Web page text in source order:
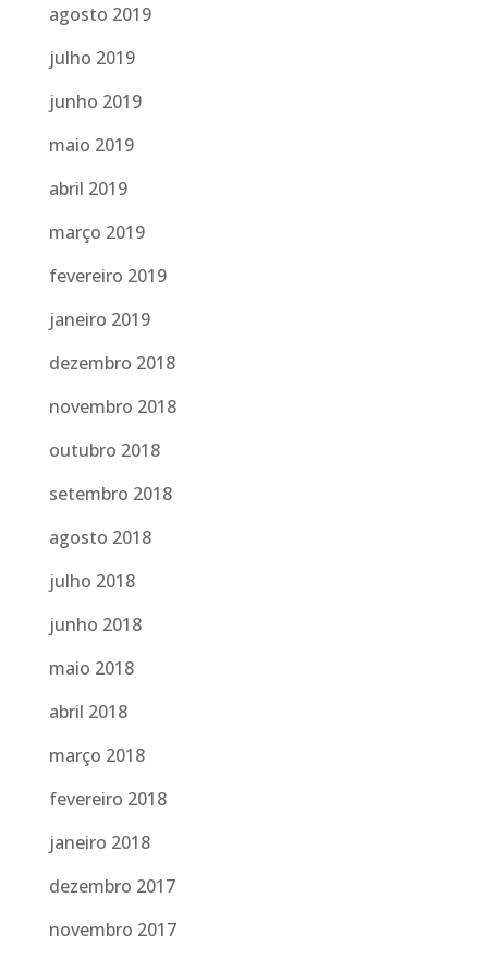
agosto 2019
julho 2019
junho 2019
maio 2019
abril 2019
março 2019
fevereiro 2019
janeiro 2019
dezembro 2018
novembro 2018
outubro 2018
setembro 2018
agosto 2018
julho 2018
junho 2018
maio 2018
abril 2018
março 2018
fevereiro 2018
janeiro 2018
dezembro 2017
novembro 2017